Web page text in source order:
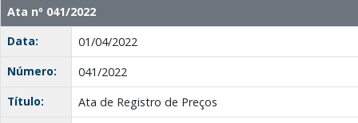
Ata nº 041/2022
Data:
01/04/2022
Número:
041/2022
Título:
Ata de Registro de Preços